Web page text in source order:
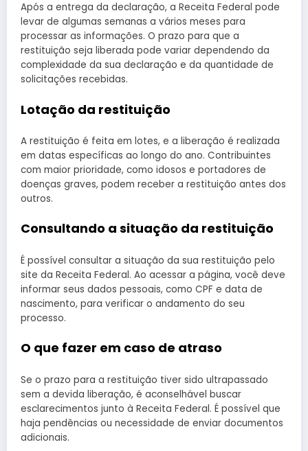
Após a entrega da declaração, a Receita Federal pode
levar de algumas semanas a vários meses para
processar as informações. O prazo para que a
restituição seja liberada pode variar dependendo da
complexidade da sua declaração e da quantidade de
solicitações recebidas.
Lotação da restituição
A restituição é feita em lotes, e a liberação é realizada
em datas específicas ao longo do ano. Contribuintes
com maior prioridade, como idosos e portadores de
doenças graves, podem receber a restituição antes dos
outros.
Consultando a situação da restituição
É possível consultar a situação da sua restituição pelo
site da Receita Federal. Ao acessar a página, você deve
informar seus dados pessoais, como CPF e data de
nascimento, para verificar o andamento do seu
processo.
O que fazer em caso de atraso
Se o prazo para a restituição tiver sido ultrapassado
sem a devida liberação, é aconselhável buscar
esclarecimentos junto à Receita Federal. É possível que
haja pendências ou necessidade de enviar documentos
adicionais.